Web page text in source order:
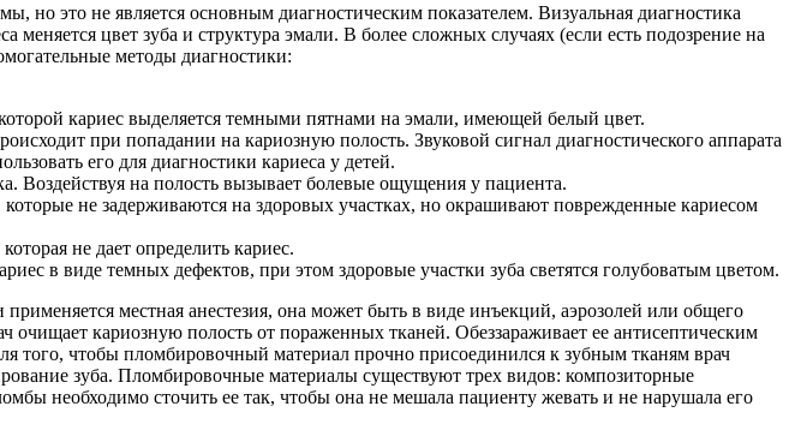
это не является основным диагностическим показателем. Визуальная диагностика
цвет зуба и структура эмали. В более сложных случаях (если есть подозрение на
методы диагностики:
кариес выделяется темными пятнами на эмали, имеющей белый цвет.
при попадании на кариозную полость. Звуковой сигнал диагностического аппарата
его для диагностики кариеса у детей.
Воздействуя на полость вызывает болевые ощущения у пациента.
не задерживаются на здоровых участках, но окрашивают поврежденные кариесом
не дает определить кариес.
в виде темных дефектов, при этом здоровые участки зуба светятся голубоватым цветом.
местная анестезия, она может быть в виде инъекций, аэрозолей или общего
кариозную полость от пораженных тканей. Обеззараживает ее антисептическим
того, чтобы пломбировочный материал прочно присоединился к зубным тканям врач
зуба. Пломбировочные материалы существуют трех видов: композиторные
необходимо сточить ее так, чтобы она не мешала пациенту жевать и не нарушала его